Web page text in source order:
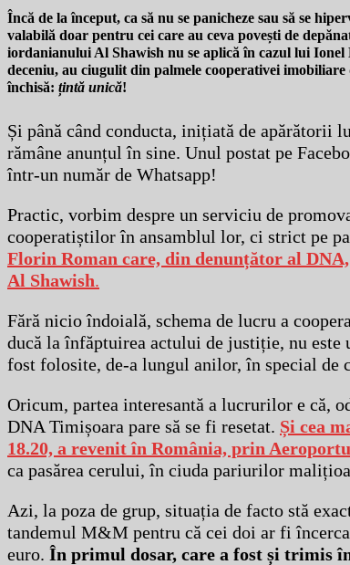
Încă de la început, ca să nu se panicheze sau să se
valabilă doar pentru cei care au ceva povești de
iordanianului Al Shawish nu se aplică în cazul lui
deceniu, au ciugulit din palmele cooperativei
închisă: țintă unică!
Și până când conducta, inițiată de apărătorii
rămâne anunțul în sine. Unul postat pe
într-un număr de Whatsapp!
Practic, vorbim despre un serviciu de
cooperatiștilor în ansamblul lor, ci strict pe
Florin Roman care, din denunțător al
Al Shawish.
Fără nicio îndoială, schema de lucru a
ducă la înfăptuirea actului de justiție, nu
fost folosite, de-a lungul anilor, în special
Oricum, partea interesantă a lucrurilor e că,
DNA Timișoara pare să se fi resetat. Și cea
18.20, a revenit în România, prin
ca pasărea cerului, în ciuda pariurilor
Azi, la poza de grup, situația de facto stă
tandemul M&M pentru că cei doi ar fi
euro. În primul dosar, care a fost și trimis